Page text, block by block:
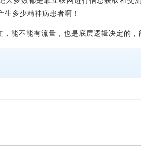
生多少精神病患者啊！
，能不能有流量，也是底层逻辑决定的